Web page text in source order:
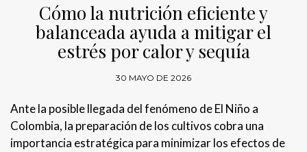
Cómo la nutrición eficiente y
balanceada ayuda a mitigar el
estrés por calor y sequía
30 MAYO DE 2026
Ante la posible llegada del fenómeno de El Niño a
Colombia, la preparación de los cultivos cobra una
importancia estratégica para minimizar los efectos de